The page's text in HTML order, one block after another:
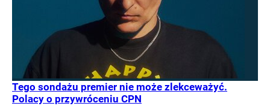
Tego sondażu premier nie może zlekceważyć.
Polacy o przywróceniu CPN